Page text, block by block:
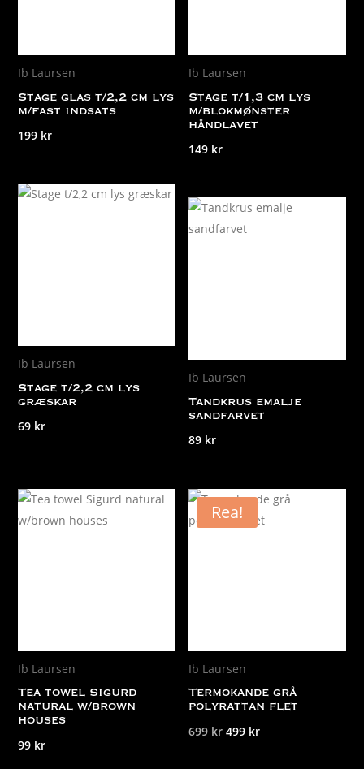
Ib Laursen
Stage glas t/2,2 cm lys
m/fast indsats
199 kr
Ib Laursen
Stage t/1,3 cm lys
m/blokmønster
håndlavet
149 kr
Ib Laursen
Stage t/2,2 cm lys
græskar
69 kr
Ib Laursen
Tandkrus emalje
sandfarvet
89 kr
Ib Laursen
Tea towel Sigurd
natural w/brown
houses
99 kr
Rea!
Ib Laursen
Termokande grå
polyrattan flet
699kr Det
499 krDet